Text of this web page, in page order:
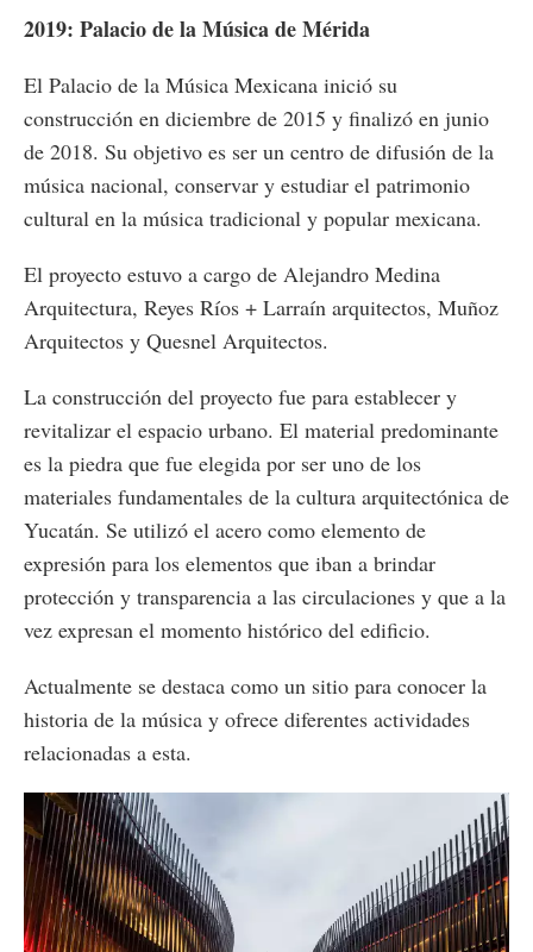
2019: Palacio de la Música de Mérida
El Palacio de la Música Mexicana inició su
construcción en diciembre de 2015 y finalizó en junio
de 2018. Su objetivo es ser un centro de difusión de la
música nacional, conservar y estudiar el patrimonio
cultural en la música tradicional y popular mexicana.
El proyecto estuvo a cargo de Alejandro Medina
Arquitectura, Reyes Ríos + Larraín arquitectos, Muñoz
Arquitectos y Quesnel Arquitectos.
La construcción del proyecto fue para establecer y
revitalizar el espacio urbano. El material predominante
es la piedra que fue elegida por ser uno de los
materiales fundamentales de la cultura arquitectónica de
Yucatán. Se utilizó el acero como elemento de
expresión para los elementos que iban a brindar
protección y transparencia a las circulaciones y que a la
vez expresan el momento histórico del edificio.
Actualmente se destaca como un sitio para conocer la
historia de la música y ofrece diferentes actividades
relacionadas a esta.